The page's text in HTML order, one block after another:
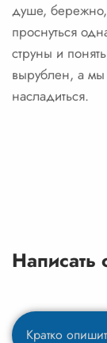
душе,
проснуться
струны и
вырублен, а
насладиться.
Написать